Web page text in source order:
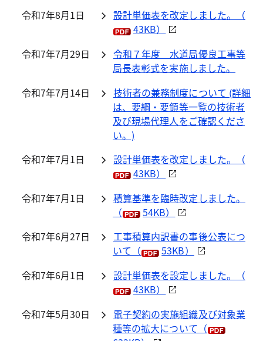
令和7年8月1日
設計単価表を改定しました。（
43KB）
令和7年7月29日
令和７年度 水道局優良工事等
局長表彰式を実施しました。
令和7年7月14日
技術者の兼務制度について (詳細
は、要綱・要領等一覧の技術者
及び現場代理人をご確認くださ
い。)
令和7年7月1日
設計単価表を改定しました。（
43KB）
令和7年7月1日
積算基準を臨時改定しました。
（
54KB）
令和7年6月27日
工事積算内訳書の事後公表につ
いて（
53KB）
令和7年6月1日
設計単価表を設定しました。（
43KB）
令和7年5月30日
電子契約の実施組織及び対象業
種等の拡大について（